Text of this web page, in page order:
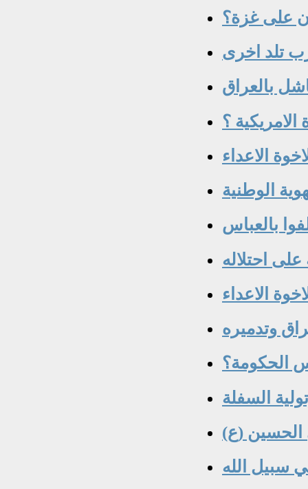
على غزة؟
تلد اخرى
بالعراق
؟
الاعداء
الوطنية
بالعباس
الاعداء
وتدميره
الحكومة؟
السفلة
الحسين (ع)
سبيل الله